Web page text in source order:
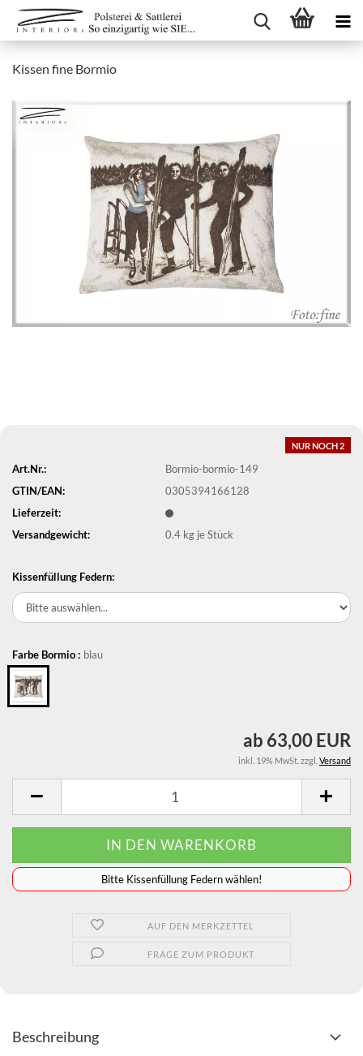
Kissen fine Bormio
NUR NOCH 2
Art.Nr.:
Bormio-bormio-149
GTIN/EAN:
0305394166128
Lieferzeit:
Versandgewicht:
0.4 kg je Stück
Kissenfüllung Federn:
Farbe Bormio : blau
ab 63,00 EUR
inkl. 19% MwSt. zzgl. Versand
️️️️️Bitte Kissenfüllung Federn wählen!
AUF DEN MERKZETTEL
FRAGE ZUM PRODUKT
Beschreibung